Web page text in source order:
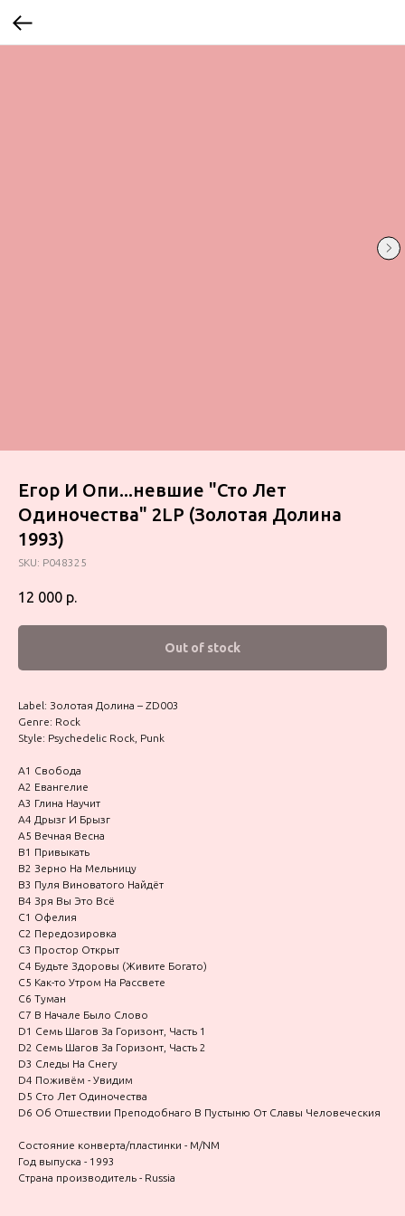
Егор И Опи...невшие "Сто Лет
Одиночества" 2LP (Золотая Долина
1993)
SKU: P048325
12 000 р.
Out of stock
Label: Золотая Долина – ZD003
Genre: Rock
Style: Psychedelic Rock, Punk
A1 Свобода
A2 Евангелие
A3 Глина Научит
A4 Дрызг И Брызг
A5 Вечная Весна
B1 Привыкать
B2 Зерно На Мельницу
B3 Пуля Виноватого Найдёт
B4 Зря Вы Это Всё
C1 Офелия
C2 Передозировка
C3 Простор Открыт
C4 Будьте Здоровы (Живите Богато)
C5 Как-то Утром На Рассвете
C6 Туман
C7 В Начале Было Слово
D1 Семь Шагов За Горизонт, Часть 1
D2 Семь Шагов За Горизонт, Часть 2
D3 Следы На Снегу
D4 Поживём - Увидим
D5 Сто Лет Одиночества
D6 Об Отшествии Преподобнаго В Пустыню От Славы Человеческия
Состояние конверта/пластинки - M/NM
Год выпуска - 1993
Страна производитель - Russia